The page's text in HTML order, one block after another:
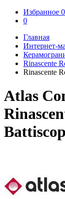
Избранное 0
0
Главная
Интернет-
Rinascente
Rinascente
Atlas